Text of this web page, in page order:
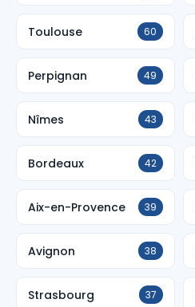
Toulouse 60
Perpignan 49
Nîmes 43
Bordeaux 42
Aix-en-Provence 39
Avignon 38
Strasbourg 37